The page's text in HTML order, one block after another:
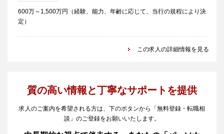
600万～1,500万円（経験、能力、年齢に応じて、当行の規程により決
定）
この求人の詳細情報を見る
質の高い情報と丁寧なサポートを提供
求人のご案内を希望される方は、下のボタンから「無料登録・転職相
談」のご登録をお願いいたします。